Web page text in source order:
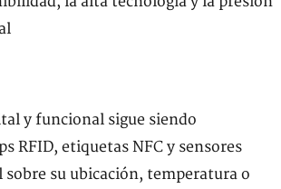
y funcional sigue siendo
RFID, etiquetas NFC y sensores
su ubicación, temperatura o